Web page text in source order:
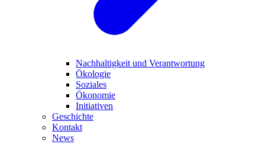
Nachhaltigkeit und Verantwortung
Ökologie
Soziales
Ökonomie
Initiativen
Geschichte
Kontakt
News